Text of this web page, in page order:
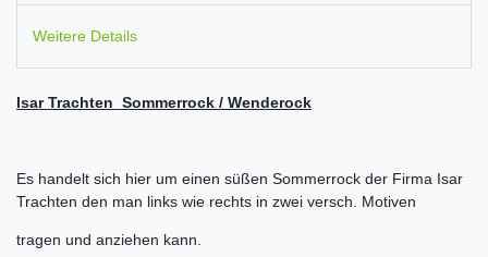
Weitere Details
Isar Trachten Sommerrock / Wenderock
Es handelt sich hier um einen süßen Sommerrock der Firma Isar
Trachten den man links wie rechts in zwei versch. Motiven
tragen und anziehen kann.